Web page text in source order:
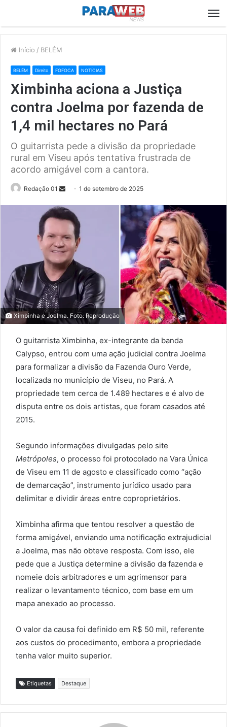
Início / BELÉM
BELÉM Direito FOFOCA NOTÍCIAS
Ximbinha aciona a Justiça
contra Joelma por fazenda de
1,4 mil hectares no Pará
O guitarrista pede a divisão da propriedade
rural em Viseu após tentativa frustrada de
acordo amigável com a cantora.
Redação 01
Send
email
1 de setembro de 2025
Ximbinha e Joelma. Foto: Reprodução
O guitarrista Ximbinha, ex-integrante da banda
Calypso, entrou com uma ação judicial contra Joelma
para formalizar a divisão da Fazenda Ouro Verde,
localizada no município de Viseu, no Pará. A
propriedade tem cerca de 1.489 hectares e é alvo de
disputa entre os dois artistas, que foram casados até
2015.
Segundo informações divulgadas pelo site
Metrópoles, o processo foi protocolado na Vara Única
de Viseu em 11 de agosto e classificado como “ação
de demarcação”, instrumento jurídico usado para
delimitar e dividir áreas entre coproprietários.
Ximbinha afirma que tentou resolver a questão de
forma amigável, enviando uma notificação extrajudicial
a Joelma, mas não obteve resposta. Com isso, ele
pede que a Justiça determine a divisão da fazenda e
nomeie dois arbitradores e um agrimensor para
realizar o levantamento técnico, com base em um
mapa anexado ao processo.
O valor da causa foi definido em R$ 50 mil, referente
aos custos do procedimento, embora a propriedade
tenha valor muito superior.
Etiquetas Destaque